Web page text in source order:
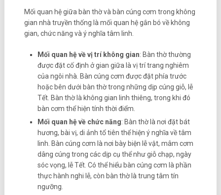
Mối quan hệ giữa bàn thờ và bàn cúng cơm trong không
gian nhà truyền thống là mối quan hệ gắn bó về không
gian, chức năng và ý nghĩa tâm linh.
Mối quan hệ về vị trí không gian: Bàn thờ thường
được đặt cố định ở gian giữa là vị trí trang nghiêm
của ngôi nhà. Bàn cúng cơm được đặt phía trước
hoặc bên dưới bàn thờ trong những dịp cúng giỗ, lễ
Tết. Bàn thờ là không gian linh thiêng, trong khi đó
bàn cơm thể hiện tính thời điểm.
Mối quan hệ về chức năng: Bàn thờ là nơi đặt bát
hương, bài vị, di ảnh tổ tiên thể hiện ý nghĩa về tâm
linh. Bàn cúng cơm là nơi bày biện lễ vật, mâm cơm
dâng cúng trong các dịp cụ thể như giỗ chạp, ngày
sóc vọng, lễ Tết. Có thể hiểu bàn cúng cơm là phần
thực hành nghi lễ, còn bàn thờ là trung tâm tín
ngưỡng.